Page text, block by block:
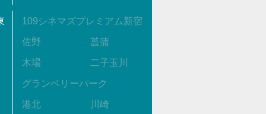
109シネマズプレミアム新宿
佐野 菖蒲
木場 二子玉川
グランベリーパーク
港北 川崎